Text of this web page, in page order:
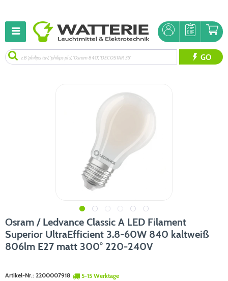
GO
Osram / Ledvance Classic A LED Filament
Superior UltraEfficient 3.8-60W 840 kaltweiß
806lm E27 matt 300° 220-240V
Artikel-Nr.: 2200007918 5-15 Werktage